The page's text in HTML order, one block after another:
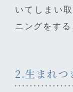
いてしまい
ニングをする
2.生まれつ